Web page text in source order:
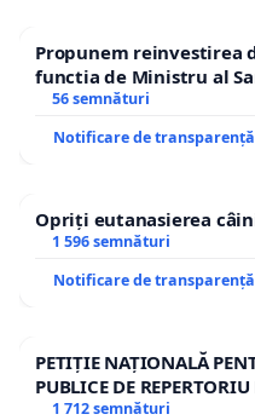
Propunem reinvestirea
functia de Ministru al
56 semnături
Notificare de transparență
Opriți eutanasierea
1 596 semnături
Notificare de transparență
PETIȚIE NAȚIONALĂ
PUBLICE DE
1 712 semnături